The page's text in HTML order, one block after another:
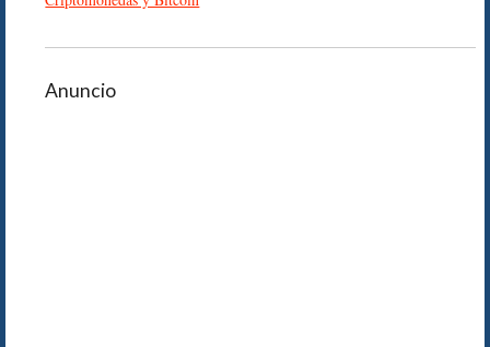
Anuncio